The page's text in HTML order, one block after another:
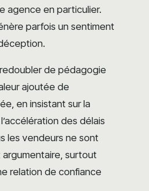
agence en particulier.
parfois un sentiment
de pédagogie
ajoutée de
en insistant sur la
des délais
les vendeurs ne sont
surtout
relation de confiance